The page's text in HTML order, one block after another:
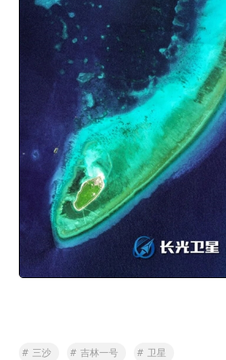
# 三沙 # 吉林一号 # 卫星